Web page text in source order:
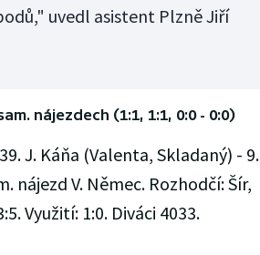
uvedl asistent Plzně Jiří
nájezdech (1:1, 1:1, 0:0 - 0:0)
J. Káňa (Valenta, Skladaný) - 9.
nájezd V. Němec. Rozhodčí: Šír,
Využití: 1:0. Diváci 4033.